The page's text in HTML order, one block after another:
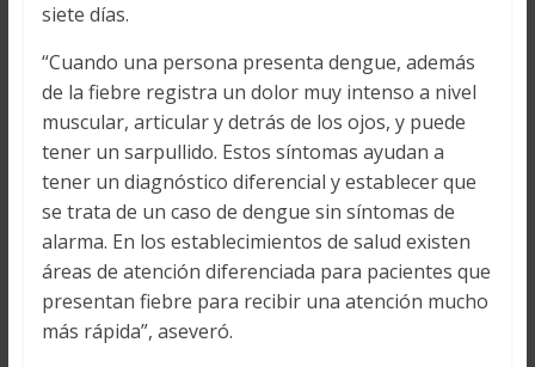
siete días.
“Cuando una persona presenta dengue, además
de la fiebre registra un dolor muy intenso a nivel
muscular, articular y detrás de los ojos, y puede
tener un sarpullido. Estos síntomas ayudan a
tener un diagnóstico diferencial y establecer que
se trata de un caso de dengue sin síntomas de
alarma. En los establecimientos de salud existen
áreas de atención diferenciada para pacientes que
presentan fiebre para recibir una atención mucho
más rápida”, aseveró.